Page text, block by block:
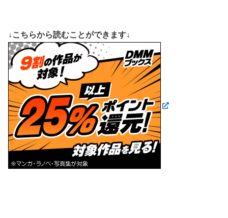
↓こちらから読むことができます↓